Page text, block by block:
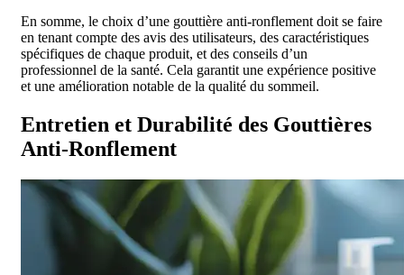
En somme, le choix d’une gouttière anti-ronflement doit se faire
en tenant compte des avis des utilisateurs, des caractéristiques
spécifiques de chaque produit, et des conseils d’un
professionnel de la santé. Cela garantit une expérience positive
et une amélioration notable de la qualité du sommeil.
Entretien et Durabilité des Gouttières
Anti-Ronflement